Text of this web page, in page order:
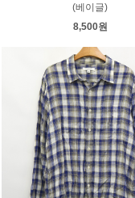
(베이글)
8,500원